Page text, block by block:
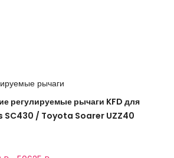
рычаги
регулируемые рычаги KFD для
SC430 / Toyota Soarer UZZ40